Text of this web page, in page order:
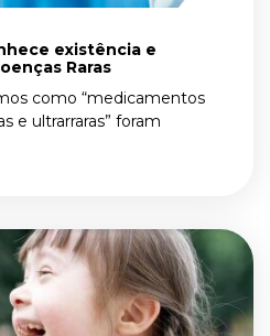
existência e
Raras
como “medicamentos
e ultrarraras” foram